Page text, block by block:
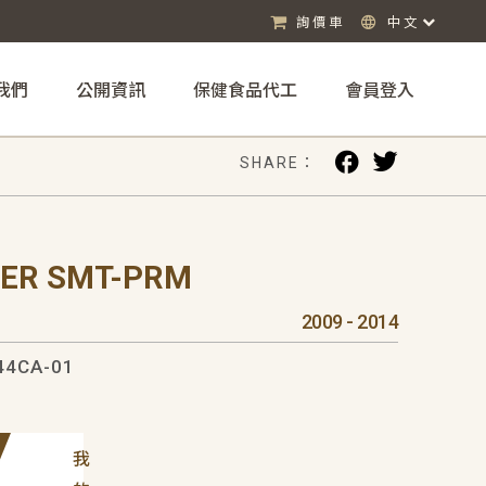
詢價車 中文
們 公開資訊 保健食品代工 會員登入
SHARE：
SMT-PRM
2009 - 2014
01
我